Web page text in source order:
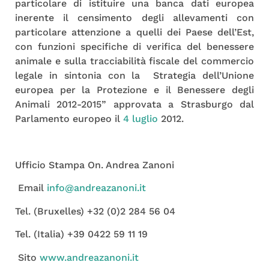
particolare di istituire una banca dati europea
inerente il censimento degli allevamenti con
particolare attenzione a quelli dei Paese dell’Est,
con funzioni specifiche di verifica del benessere
animale e sulla tracciabilità fiscale del commercio
legale in sintonia con la Strategia dell’Unione
europea per la Protezione e il Benessere degli
Animali 2012-2015” approvata a Strasburgo dal
Parlamento europeo il 4 luglio 2012.
Ufficio Stampa On. Andrea Zanoni
Email info@andreazanoni.it
Tel. (Bruxelles) +32 (0)2 284 56 04
Tel. (Italia) +39 0422 59 11 19
Sito www.andreazanoni.it